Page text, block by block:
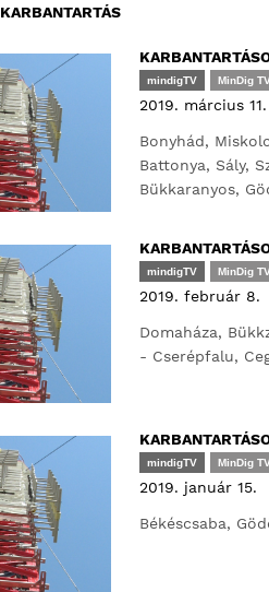
KARBANTARTÁS
mindigTV MinDig
2019. március 11.
Bonyhád,
Battonya, Sály,
Bükkaranyos,
mindigTV MinDig
2019. február 8.
Domaháza,
- Cserépfalu,
mindigTV MinDig
2019. január 15.
Békéscsaba,